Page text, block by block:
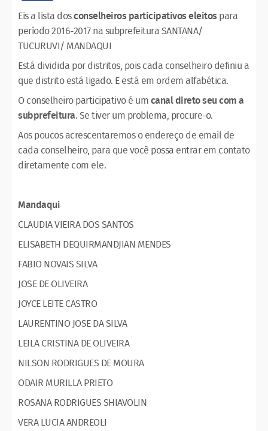
Eis a lista dosconselheiros participativos eleitos para
período 2016-2017 na subprefeitura SANTANA/
TUCURUVI/ MANDAQUI
Está dividida por distritos, pois cada conselheiro definiu a
que distrito está ligado. E está em ordem alfabética.
O conselheiro participativo é umcanal direto seu com a
subprefeitura. Se tiver um problema, procure-o.
Aos poucos acrescentaremos o endereço de email de
cada conselheiro, para que você possa entrar em contato
diretamente com ele.
Mandaqui
CLAUDIA VIEIRA DOS SANTOS
ELISABETH DEQUIRMANDJIAN MENDES
FABIO NOVAIS SILVA
JOSE DE OLIVEIRA
JOYCE LEITE CASTRO
LAURENTINO JOSE DA SILVA
LEILA CRISTINA DE OLIVEIRA
NILSON RODRIGUES DE MOURA
ODAIR MURILLA PRIETO
ROSANA RODRIGUES SHIAVOLIN
VERA LUCIA ANDREOLI